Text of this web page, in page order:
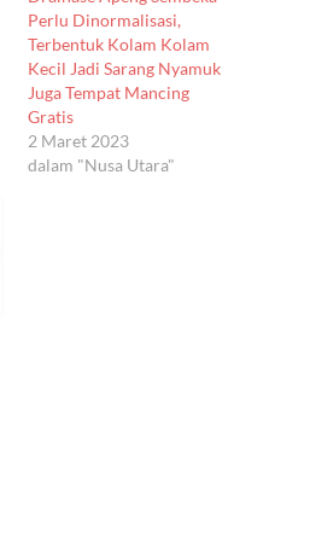
Perlu Dinormalisasi,
Terbentuk Kolam Kolam
Kecil Jadi Sarang Nyamuk
Juga Tempat Mancing
Gratis
2 Maret 2023
dalam "Nusa Utara"